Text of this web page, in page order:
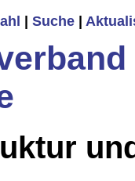
Suche